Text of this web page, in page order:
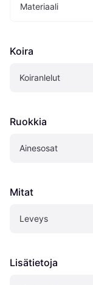
Materiaali
Koira
Koiranlelut
Ruokkia
Ainesosat
Mitat
Leveys
Lisätietoja